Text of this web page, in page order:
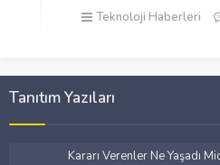
Teknoloji Haberleri
Tanıtım Yazıları
Kararı Verenler Ne Yaşadı